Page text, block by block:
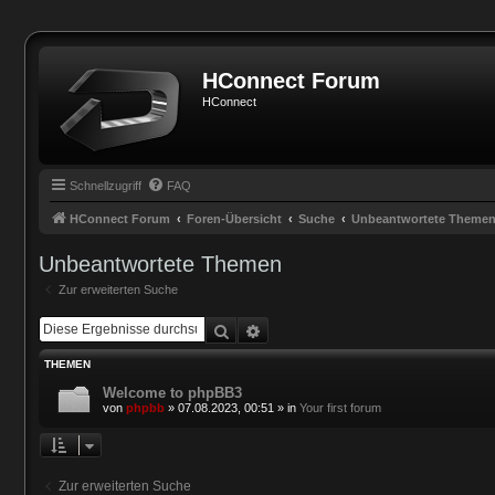
HConnect Forum
HConnect
Schnellzugriff FAQ
HConnect Forum Foren-Übersicht Suche Unbeantwortete Themen
Unbeantwortete Themen
Zur erweiterten Suche
Suche
THEMEN
Welcome to phpBB3
von phpbb » 07.08.2023, 00:51 » in Your first forum
Zur erweiterten Suche